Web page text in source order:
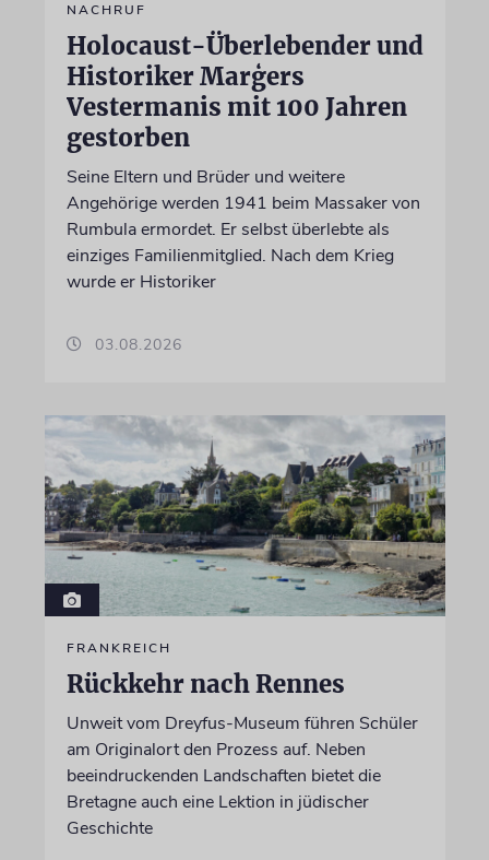
NACHRUF
Holocaust-Überlebender und
Historiker Marģers
Vestermanis mit 100 Jahren
gestorben
Seine Eltern und Brüder und weitere
Angehörige werden 1941 beim Massaker von
Rumbula ermordet. Er selbst überlebte als
einziges Familienmitglied. Nach dem Krieg
wurde er Historiker
03.08.2026
FRANKREICH
Rückkehr nach Rennes
Unweit vom Dreyfus-Museum führen Schüler
am Originalort den Prozess auf. Neben
beeindruckenden Landschaften bietet die
Bretagne auch eine Lektion in jüdischer
Geschichte